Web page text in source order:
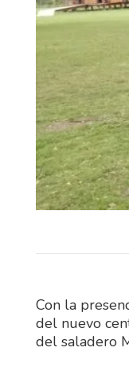
Con la
del nuevo
del saladero